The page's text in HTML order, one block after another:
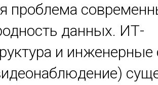
проблема
данных. ИТ-
и